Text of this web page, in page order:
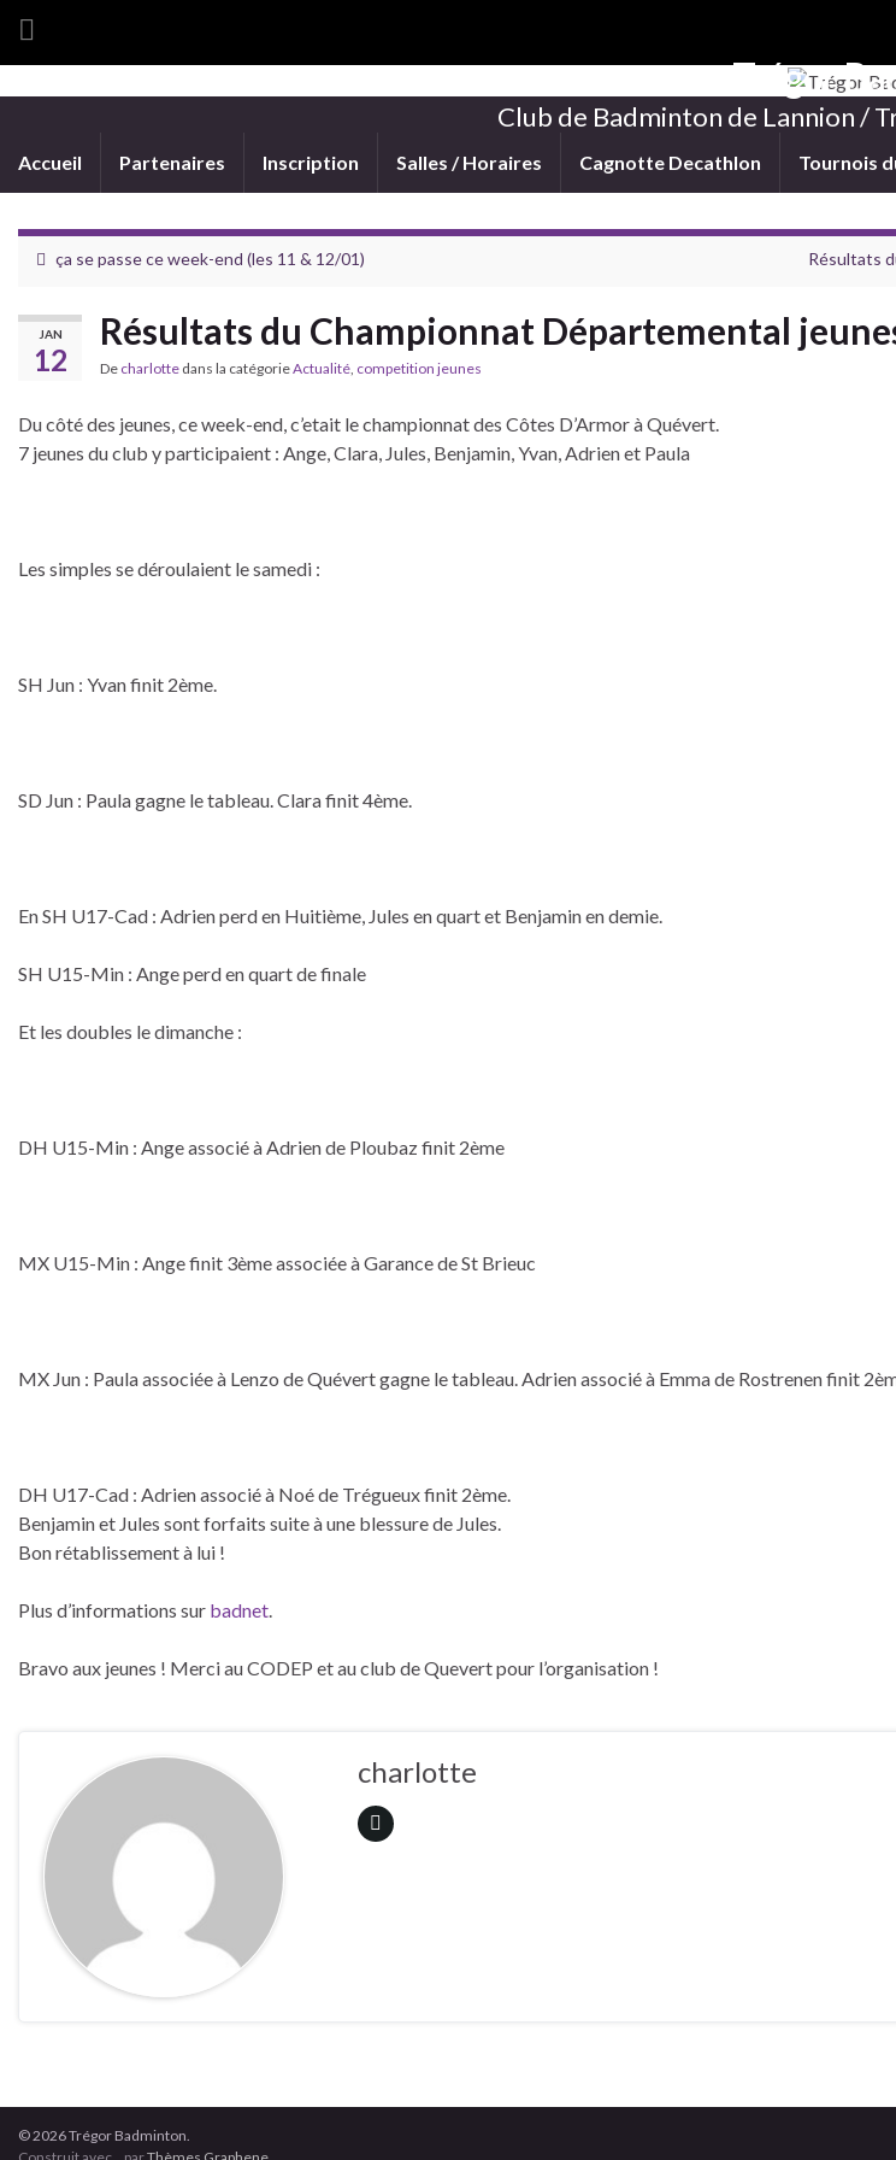
Trégor
Club de Badminton de Lannion /
Accueil Partenaires Inscription Salles / Horaires Cagnotte Decathlon Tournois
ça se passe ce week-end (les 11 & 12/01) Résultats
JAN
12
Résultats du Championnat Départemental
De charlotte dans la catégorieActualité, competition jeunes
Du côté des jeunes, ce week-end, c’etait le championnat des Côtes D’Armor à Quévert.
7 jeunes du club y participaient : Ange, Clara, Jules, Benjamin, Yvan, Adrien et Paula
Les simples se déroulaient le samedi :
SH Jun : Yvan finit 2ème.
SD Jun : Paula gagne le tableau. Clara finit 4ème.
En SH U17-Cad : Adrien perd en Huitième, Jules en quart et Benjamin en demie.
SH U15-Min : Ange perd en quart de finale
Et les doubles le dimanche :
DH U15-Min : Ange associé à Adrien de Ploubaz finit 2ème
MX U15-Min : Ange finit 3ème associée à Garance de St Brieuc
MX Jun : Paula associée à Lenzo de Quévert gagne le tableau. Adrien associé à Emma de Rostrenen finit
DH U17-Cad : Adrien associé à Noé de Trégueux finit 2ème.
Benjamin et Jules sont forfaits suite à une blessure de Jules.
Bon rétablissement à lui !
Plus d’informations sur badnet.
Bravo aux jeunes ! Merci au CODEP et au club de Quevert pour l’organisation !
charlotte
© 2026 Trégor Badminton.